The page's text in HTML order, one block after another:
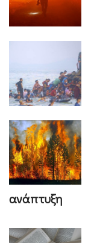
ανάπτυξη